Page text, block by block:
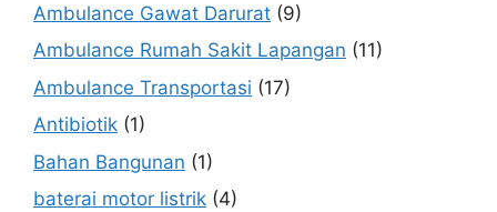
Ambulance Gawat Darurat (9)
Ambulance Rumah Sakit Lapangan (11)
Ambulance Transportasi (17)
Antibiotik (1)
Bahan Bangunan (1)
baterai motor listrik (4)